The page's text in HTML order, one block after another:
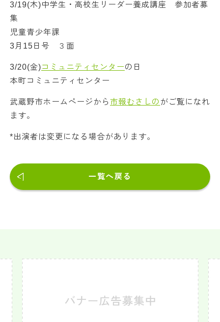
3/19(木)中学生・高校生リーダー養成講座 参加者募
集
児童青少年課
3月15日号 ３面
3/20(金)コミュニティセンターの日
本町コミュニティセンター
武蔵野市ホームページから 市報むさしの がご覧になれ
ます。
*出演者は変更になる場合があります。
一覧へ戻る